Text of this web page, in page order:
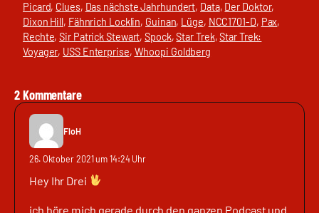
Picard, Clues, Das nächste Jahrhundert, Data, Der Doktor
Dixon Hill, Fähnrich Locklin, Guinan, Lüge, NCC1701-D, Pax
Rechte, Sir Patrick Stewart, Spock, Star Trek, Star Trek:
Voyager, USS Enterprise, Whoopi Goldberg
2 Kommentare
FloH
26. Oktober 2021 um 14:24 Uhr
Hey Ihr Drei
ich höre mich gerade durch den ganzen Podcast und